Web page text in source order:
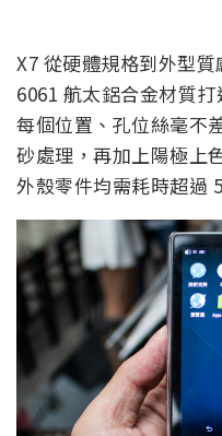
X7 從硬體規格到外型
6061 航太鋁合金材質
每個位置、孔位絲毫不
砂處理，再加上陽極上
外殼零件均需耗時超過